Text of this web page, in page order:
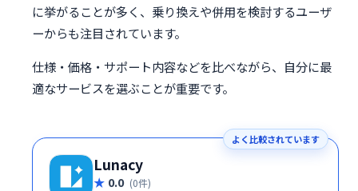
に挙がることが多く、乗り換えや併用を検討するユーザ
ーからも注目されています。
仕様・価格・サポート内容などを比べながら、自分に最
適なサービスを選ぶことが重要です。
よく比較されています
Lunacy
0.0 (0件)